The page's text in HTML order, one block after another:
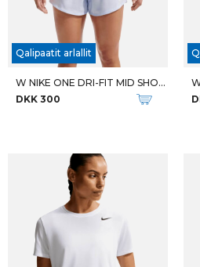
Qalipaatit arlallit
W NIKE ONE DRI-FIT MID SHORT
DKK 300